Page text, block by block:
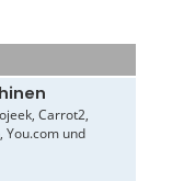
Carrot2,
You.com und